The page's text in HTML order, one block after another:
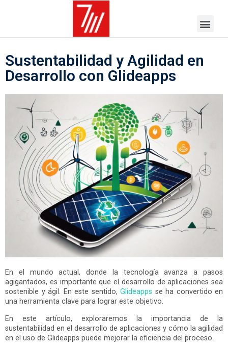
Sustentabilidad y Agilidad en
Desarrollo con Glideapps
En el mundo actual, donde la tecnología avanza a pasos
agigantados, es importante que el desarrollo de aplicaciones sea
sostenible y ágil. En este sentido, Glideapps se ha convertido en
una herramienta clave para lograr este objetivo.
En este artículo, exploraremos la importancia de la
sustentabilidad en el desarrollo de aplicaciones y cómo la agilidad
en el uso de Glideapps puede mejorar la eficiencia del proceso.